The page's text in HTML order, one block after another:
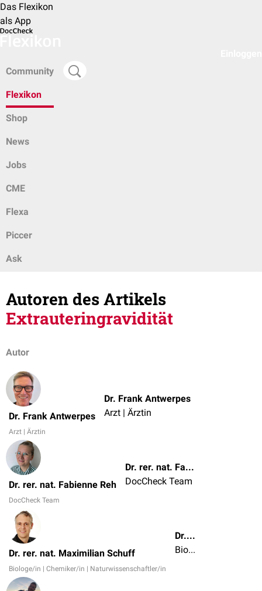
Das Flexikon
als App
Community
Flexikon
Shop
News
Jobs
CME
Flexa
Piccer
Ask
Autoren des Artikels
Extrauteringravidität
Autor
Dr. Frank Antwerpes
Arzt | Ärztin
Dr. Frank Antwerpes
Arzt | Ärztin
Dr. rer. nat. Fabienne Reh
DocCheck Team
Dr. rer. nat. Fabienne Reh
DocCheck Team
Dr. rer. nat. Maximilian Schuff
Biologe/in | Chemiker/in | Naturwissenschaftler/in
Dr. rer. nat. Maximilian Schuff
Biologe/in | Chemiker/in | Naturwissenschaftler/in